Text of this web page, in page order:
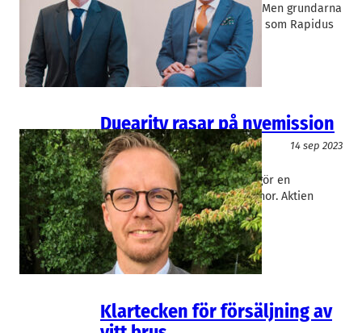
veckan in sin konkursansökan. Men grundarna
vägrar ge upp. I ett öppet brev som Rapidus
fått ta del av riktar…
Duearity rasar på nyemission
Medicinteknik/Lab
14 sep 2023
Duearity
Fredrik Westman
Medicinteknikbolaget Duerity gör en
nyemission på 26 miljoner kronor. Aktien
störtdök på torsdagmorgonen.
Klartecken för försäljning av